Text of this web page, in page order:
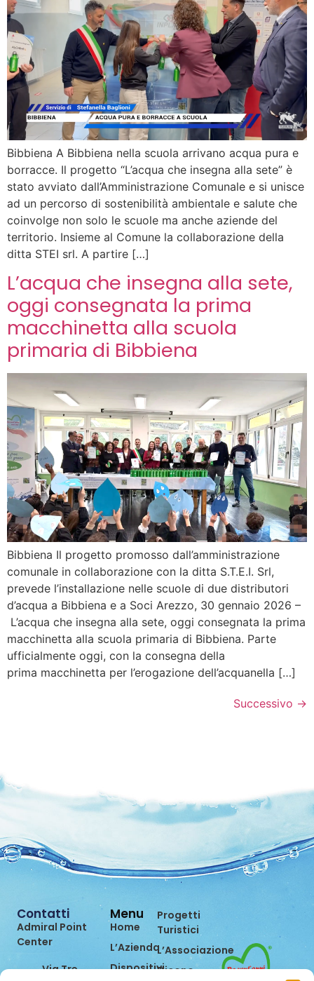
Bibbiena A Bibbiena nella scuola arrivano acqua pura e
borracce. Il progetto “L’acqua che insegna alla sete” è
stato avviato dall’Amministrazione Comunale e si unisce
ad un percorso di sostenibilità ambientale e salute che
coinvolge non solo le scuole ma anche aziende del
territorio. Insieme al Comune la collaborazione della
ditta STEI srl. A partire […]
L’acqua che insegna alla sete,
oggi consegnata la prima
macchinetta alla scuola
primaria di Bibbiena
Bibbiena Il progetto promosso dall’amministrazione
comunale in collaborazione con la ditta S.T.E.I. Srl,
prevede l’installazione nelle scuole di due distributori
d’acqua a Bibbiena e a Soci Arezzo, 30 gennaio 2026 –
L’acqua che insegna alla sete, oggi consegnata la prima
macchinetta alla scuola primaria di Bibbiena. Parte
ufficialmente oggi, con la consegna della
prima macchinetta per l’erogazione dell’acquanella […]
Successivo →
Menu
Home
L’Azienda
Dispositivi
Progetti
Turistici
L’Associazione
Dicono
Contatti
Admiral Point
Center
Via Tre